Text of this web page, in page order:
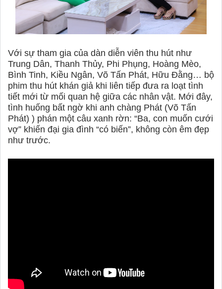
Với sự tham gia của dàn diễn viên thu hút như
Trung Dân, Thanh Thủy, Phi Phụng, Hoàng Mèo,
Bình Tinh, Kiều Ngân, Võ Tấn Phát, Hữu Đằng… bộ
phim thu hút khán giả khi liên tiếp đưa ra loạt tình
tiết mới từ mối quan hệ giữa các nhân vật. Mới đây,
tình huống bất ngờ khi anh chàng Phát (Võ Tấn
Phát) ) phán một câu xanh rờn: “Ba, con muốn cưới
vợ” khiến đại gia đình “có biến”, không còn êm đẹp
như trước.